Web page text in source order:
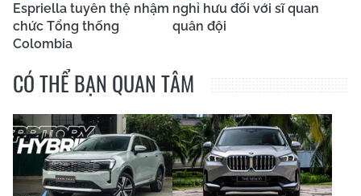
Espriella tuyên thệ nhậm
chức Tổng thống
Colombia
nghỉ hưu đối với sĩ quan
quân đội
CÓ THỂ BẠN QUAN TÂM